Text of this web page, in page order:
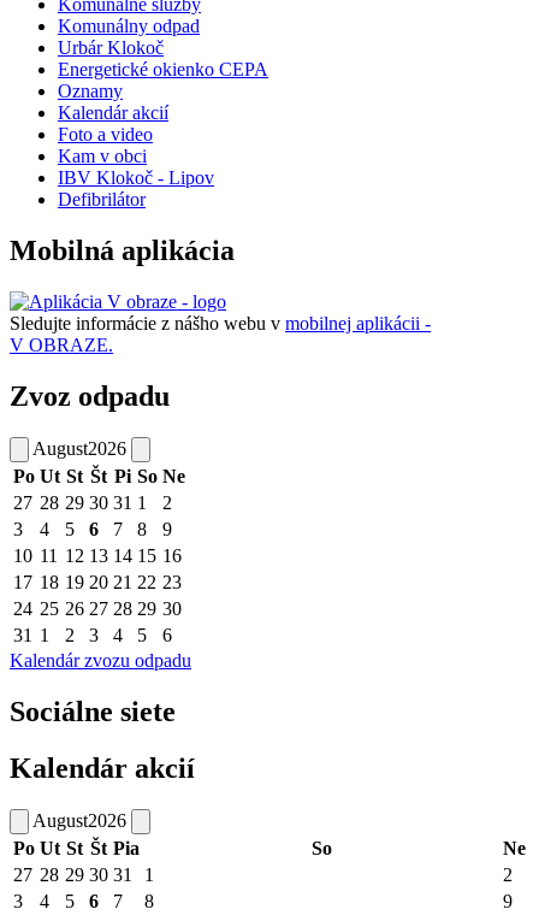
Komunálne služby
Komunálny odpad
Urbár Klokoč
Energetické okienko CEPA
Oznamy
Kalendár akcií
Foto a video
Kam v obci
IBV Klokoč - Lipov
Defibrilátor
Mobilná aplikácia
Sledujte informácie z nášho webu v mobilnej aplikácii -
V OBRAZE.
Zvoz odpadu
August2026
Po Ut St Št Pi So Ne
27 28 29 30 31 1
2
3
4 5 6 7 8
9
10 11 12 13 14 15 16
17 18 19 20 21 22 23
24 25 26 27 28 29 30
31 1 2 3 4 5
6
Kalendár zvozu odpadu
Sociálne siete
Kalendár akcií
August2026
Po Ut St Št Pia So
Ne
27 28 29 30 31 1
2
3
4 5 6 7 8 9